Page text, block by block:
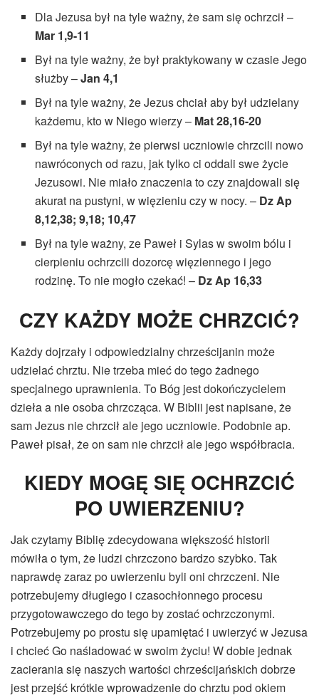
Dla Jezusa był na tyle ważny, że sam się ochrzcił –
Mar 1,9-11
Był na tyle ważny, że był praktykowany w czasie Jego
służby –Jan 4,1
Był na tyle ważny, że Jezus chciał aby był udzielany
każdemu, kto w Niego wierzy – Mat 28,16-20
Był na tyle ważny, że pierwsi uczniowie chrzcili nowo
nawróconych od razu, jak tylko ci oddali swe życie
Jezusowi. Nie miało znaczenia to czy znajdowali się
akurat na pustyni, w więzieniu czy w nocy. – Dz Ap
8,12,38; 9,18; 10,47
Był na tyle ważny, ze Paweł i Sylas w swoim bólu i
cierpieniu ochrzcili dozorcę więziennego i jego
rodzinę. To nie mogło czekać! – Dz Ap 16,33
CZY KAŻDY MOŻE CHRZCIĆ?
Każdy dojrzały i odpowiedzialny chrześcijanin może
udzielać chrztu. Nie trzeba mieć do tego żadnego
specjalnego uprawnienia. To Bóg jest dokończycielem
dzieła a nie osoba chrzcząca. W Biblii jest napisane, że
sam Jezus nie chrzcił ale jego uczniowie. Podobnie ap.
Paweł pisał, że on sam nie chrzcił ale jego współbracia.
KIEDY MOGĘ SIĘ OCHRZCIĆ
PO UWIERZENIU?
Jak czytamy Biblię zdecydowana większość historii
mówiła o tym, że ludzi chrzczono bardzo szybko. Tak
naprawdę zaraz po uwierzeniu byli oni chrzczeni. Nie
potrzebujemy długiego i czasochłonnego procesu
przygotowawczego do tego by zostać ochrzczonymi.
Potrzebujemy po prostu się upamiętać i uwierzyć w Jezusa
i chcieć Go naśladować w swoim życiu! W dobie jednak
zacierania się naszych wartości chrześcijańskich dobrze
jest przejść krótkie wprowadzenie do chrztu pod okiem